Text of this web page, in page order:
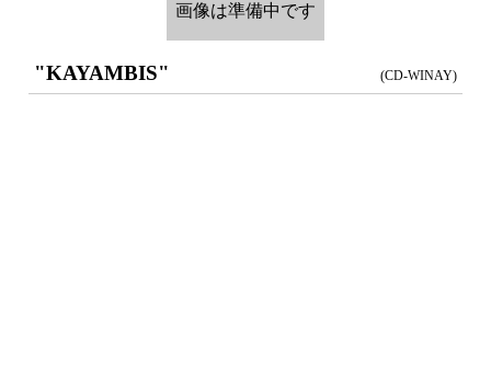
画像は準備中です
"KAYAMBIS" (CD-WINAY)